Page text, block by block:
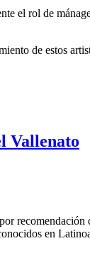
el rol de
de estos
Vallenato
por recomendación
en